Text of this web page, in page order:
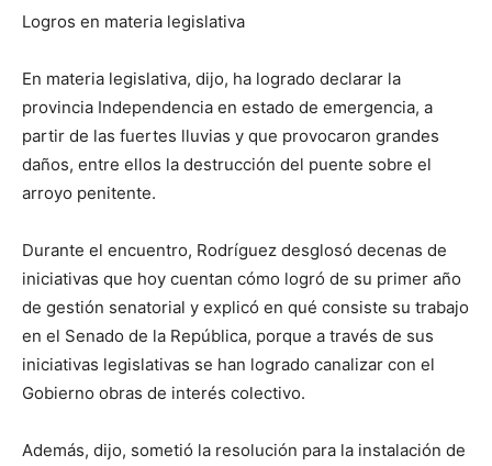
Logros en materia legislativa
En materia legislativa, dijo, ha logrado declarar la
provincia Independencia en estado de emergencia, a
partir de las fuertes lluvias y que provocaron grandes
daños, entre ellos la destrucción del puente sobre el
arroyo penitente.
Durante el encuentro, Rodríguez desglosó decenas de
iniciativas que hoy cuentan cómo logró de su primer año
de gestión senatorial y explicó en qué consiste su trabajo
en el Senado de la República, porque a través de sus
iniciativas legislativas se han logrado canalizar con el
Gobierno obras de interés colectivo.
Además, dijo, sometió la resolución para la instalación de